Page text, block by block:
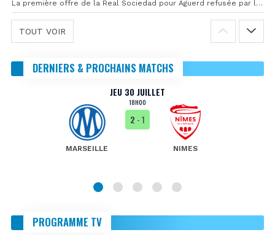
La première offre de la Real Sociedad pour Aguerd refusée par l’OM
TOUT VOIR
DERNIERS & PROCHAINS MATCHS
JEU 30 JUILLET
18H00
MARSEILLE
2 - 1
NIMES
PROGRAMME TV